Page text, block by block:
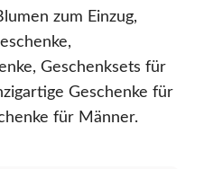
zum Einzug,
Geschenksets für
Geschenke für
für Männer.